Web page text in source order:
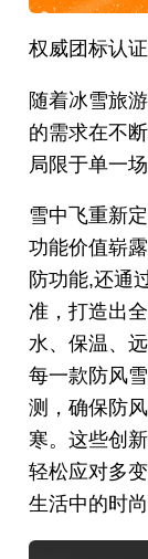
权威团标认
随着冰雪旅
的需求在不
局限于单一
雪中飞重新
功能价值崭
防功能,还通
准，打造出
水、保温、
每一款防风
测，确保防
寒。这些创
轻松应对多
生活中的时